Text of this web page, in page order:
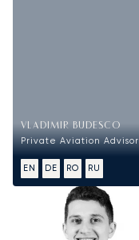
VLADIMIR BUDESCO
Private Aviation Advisor
EN DE RO RU